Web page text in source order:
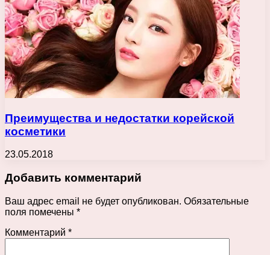
Преимущества и недостатки корейской
косметики
23.05.2018
Добавить комментарий
Ваш адрес email не будет опубликован. Обязательные
поля помечены *
Комментарий *